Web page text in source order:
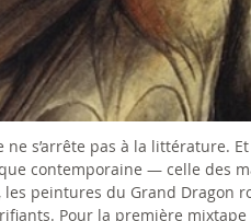
ne s’arrête pas à la
contemporaine — celle des
peintures du Grand Dragon
Pour la première